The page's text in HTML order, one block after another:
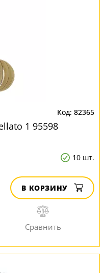
82365
1 95598
10 шт.
В КОРЗИНУ